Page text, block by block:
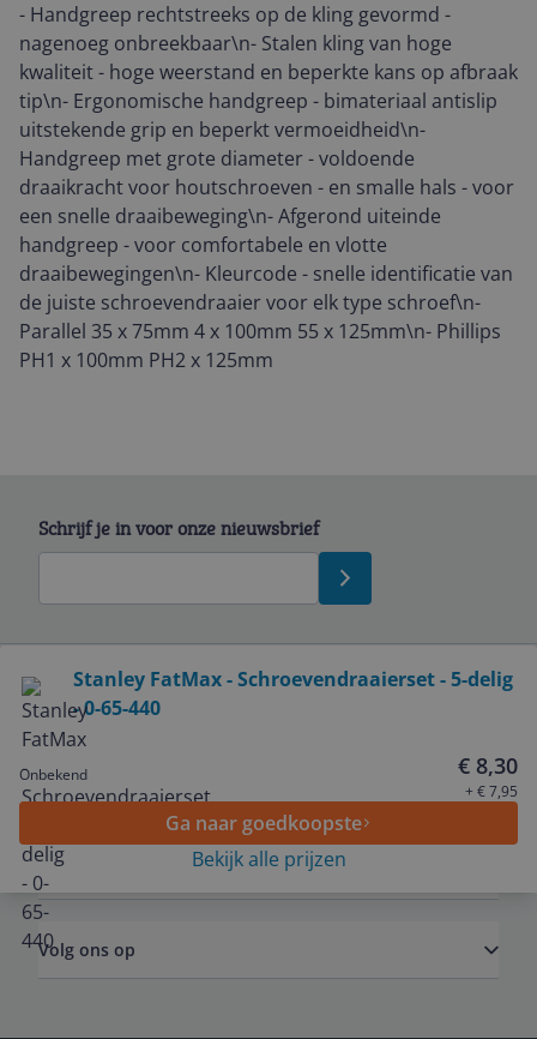
- Handgreep rechtstreeks op de kling gevormd -
nagenoeg onbreekbaar\n- Stalen kling van hoge
kwaliteit - hoge weerstand en beperkte kans op afbraak
tip\n- Ergonomische handgreep - bimateriaal antislip
uitstekende grip en beperkt vermoeidheid\n-
Handgreep met grote diameter - voldoende
draaikracht voor houtschroeven - en smalle hals - voor
een snelle draaibeweging\n- Afgerond uiteinde
handgreep - voor comfortabele en vlotte
draaibewegingen\n- Kleurcode - snelle identificatie van
de juiste schroevendraaier voor elk type schroef\n-
Parallel 35 x 75mm 4 x 100mm 55 x 125mm\n- Phillips
PH1 x 100mm PH2 x 125mm
Stanley FatMax - Schroevendraaierset - 5-delig
- 0-65-440
Onbekend € 8,30
+ € 7,95
Ga naar goedkoopste
Bekijk alle prijzen
Schrijf je in voor onze nieuwsbrief
Service
Algemeen
Zakelijk
Volg ons op